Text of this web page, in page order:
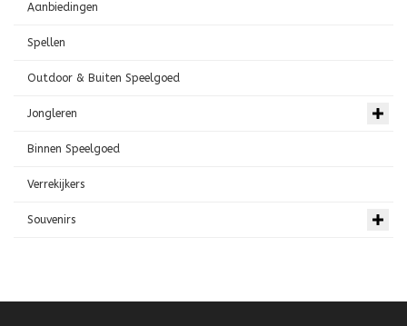
Aanbiedingen
Spellen
Outdoor & Buiten Speelgoed
Jongleren
Binnen Speelgoed
Verrekijkers
Souvenirs